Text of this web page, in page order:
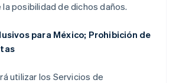
posibilidad de dichos daños.
para México; Prohibición de
utilizar los Servicios de